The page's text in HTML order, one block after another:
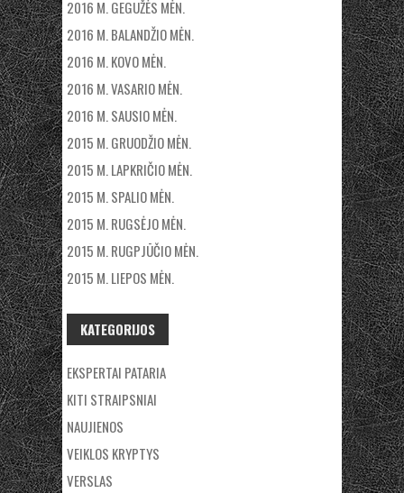
2016 M. GEGUŽĖS MĖN.
2016 M. BALANDŽIO MĖN.
2016 M. KOVO MĖN.
2016 M. VASARIO MĖN.
2016 M. SAUSIO MĖN.
2015 M. GRUODŽIO MĖN.
2015 M. LAPKRIČIO MĖN.
2015 M. SPALIO MĖN.
2015 M. RUGSĖJO MĖN.
2015 M. RUGPJŪČIO MĖN.
2015 M. LIEPOS MĖN.
KATEGORIJOS
EKSPERTAI PATARIA
KITI STRAIPSNIAI
NAUJIENOS
VEIKLOS KRYPTYS
VERSLAS